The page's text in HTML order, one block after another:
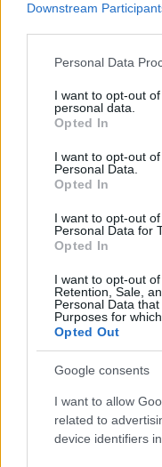
Downstream
Please note that this
not limited to your visit
grant or deny consent
use your data for
consent section.
Personal Data
I want to opt-out
personal data.
Opted In
I want to opt-out
Personal Data.
Opted In
I want to opt-out
Personal Data for
Opted In
I want to opt-out
Retention, Sale,
Personal Data
Purposes for
Opted Out
Google consents
I want to allow
related to
device identifiers
ΕΛΛΑΔΑ
Θεσσαλονίκη:
μεταφέρθηκε το
Κυριακίδη